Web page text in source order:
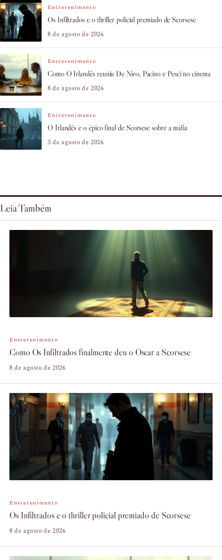
Entretenimento
Os Infiltrados e o thriller policial premiado de Scorsese
8 de agosto de 2026
Entretenimento
Como O Irlandês reuniu De Niro, Pacino e Pesci no cinema
8 de agosto de 2026
Entretenimento
O Irlandês e o épico final de Scorsese sobre a máfia
3 de agosto de 2026
Leia Também
Entretenimento
Como Os Infiltrados finalmente deu o Oscar a Scorsese
8 de agosto de 2026
Entretenimento
Os Infiltrados e o thriller policial premiado de Scorsese
8 de agosto de 2026